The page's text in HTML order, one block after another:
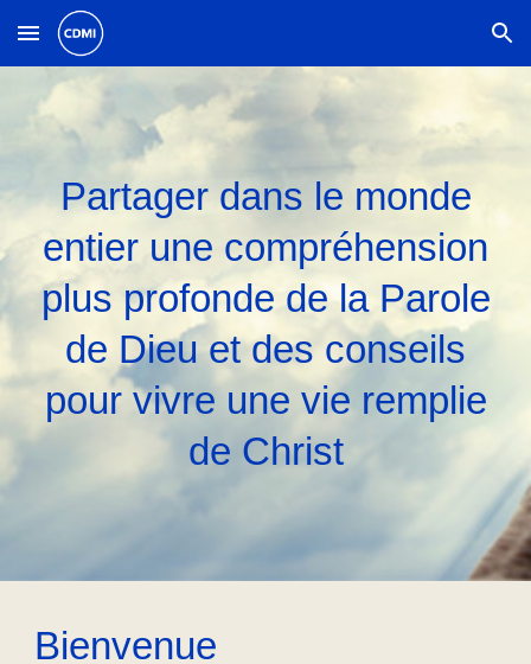
Skip to main content Skip to navigation
Partager dans le monde
entier une compréhension
plus profonde de la Parole
de Dieu et des conseils
pour vivre une vie remplie
de Christ
Bienvenue